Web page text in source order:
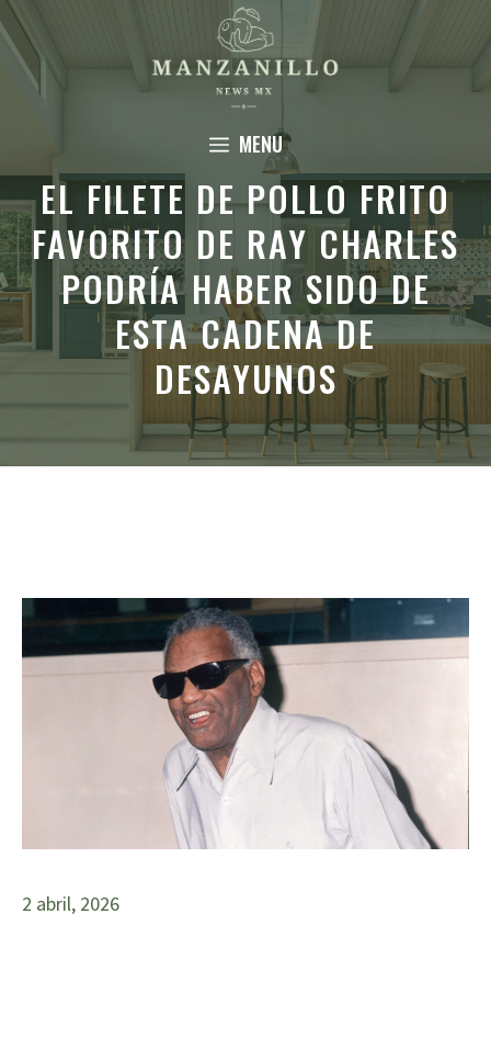
Saltar
al
contenido
MENU
EL FILETE DE POLLO FRITO
FAVORITO DE RAY CHARLES
PODRÍA HABER SIDO DE
ESTA CADENA DE
DESAYUNOS
2 abril, 2026